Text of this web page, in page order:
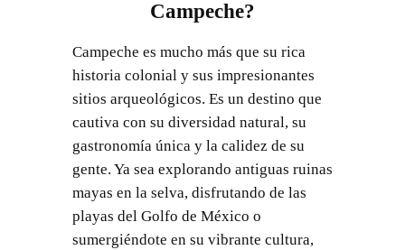
Campeche?
Campeche es mucho más que su rica
historia colonial y sus impresionantes
sitios arqueológicos. Es un destino que
cautiva con su diversidad natural, su
gastronomía única y la calidez de su
gente. Ya sea explorando antiguas ruinas
mayas en la selva, disfrutando de las
playas del Golfo de México o
sumergiéndote en su vibrante cultura,